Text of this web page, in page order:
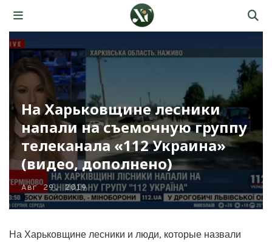
На Харьковщине лесники
напали на съемочную группу
телеканала «112 Украина»
(видео, дополнено)
Авг 29, 2019
На Харьковщине лесники и люди, которые назвали